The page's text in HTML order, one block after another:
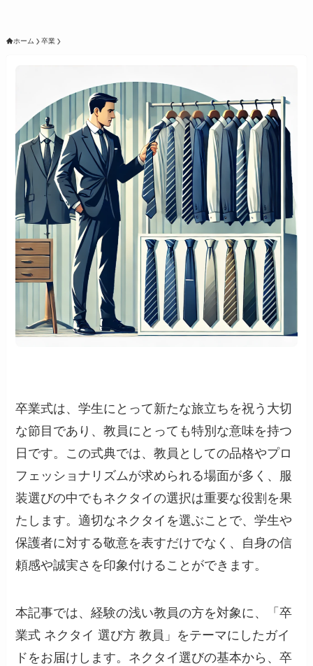
ホーム 卒業
卒業式は、学生にとって新たな旅立ちを祝う大切
な節目であり、教員にとっても特別な意味を持つ
日です。この式典では、教員としての品格やプロ
フェッショナリズムが求められる場面が多く、服
装選びの中でもネクタイの選択は重要な役割を果
たします。適切なネクタイを選ぶことで、学生や
保護者に対する敬意を表すだけでなく、自身の信
頼感や誠実さを印象付けることができます。
本記事では、経験の浅い教員の方を対象に、「卒
業式 ネクタイ 選び方 教員」をテーマにしたガイ
ドをお届けします。ネクタイ選びの基本から、卒